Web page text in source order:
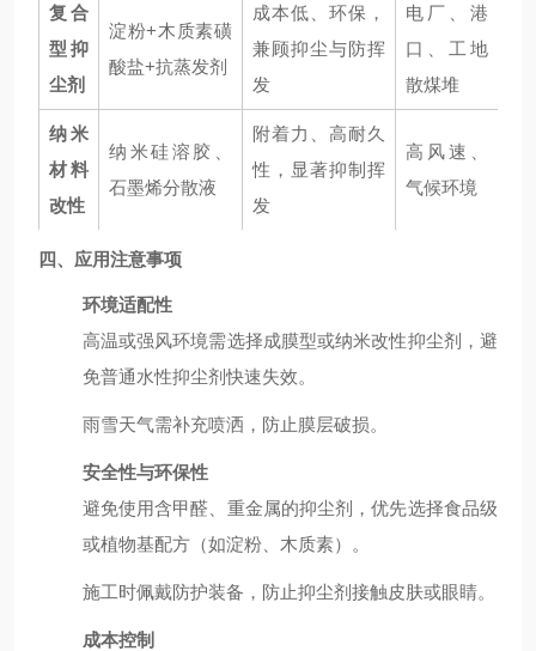
复合
型抑
尘剂
淀粉+木质素磺
酸盐+抗蒸发剂
成本低、环保，
兼顾抑尘与防挥
发
电厂、港
口、工地
散煤堆
纳米
材料
改性
纳米硅溶胶、
石墨烯分散液
附着力、高耐久
性，显著抑制挥
发
高风速、
气候环境
四、应用注意事项
环境适配性
高温或强风环境需选择成膜型或纳米改性抑尘剂，避
免普通水性抑尘剂快速失效。
雨雪天气需补充喷洒，防止膜层破损。
安全性与环保性
避免使用含甲醛、重金属的抑尘剂，优先选择食品级
或植物基配方（如淀粉、木质素）。
施工时佩戴防护装备，防止抑尘剂接触皮肤或眼睛。
成本控制